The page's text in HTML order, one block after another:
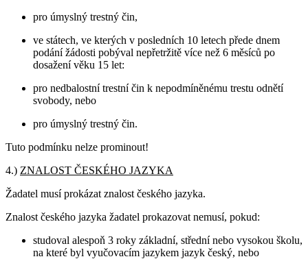
pro úmyslný trestný čin,
ve státech, ve kterých v posledních 10 letech přede dnem
podání žádosti pobýval nepřetržitě více než 6 měsíců po
dosažení věku 15 let:
pro nedbalostní trestní čin k nepodmíněnému trestu odnětí
svobody, nebo
pro úmyslný trestný čin.
Tuto podmínku nelze prominout!
4.) ZNALOST ČESKÉHO JAZYKA
Žadatel musí prokázat znalost českého jazyka.
Znalost českého jazyka žadatel prokazovat nemusí, pokud:
studoval alespoň 3 roky základní, střední nebo vysokou školu,
na které byl vyučovacím jazykem jazyk český, nebo